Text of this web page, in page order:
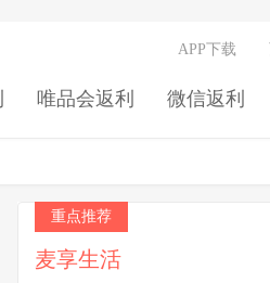
唯品会返利 微信返利
APP下载
重点推荐
麦享生活